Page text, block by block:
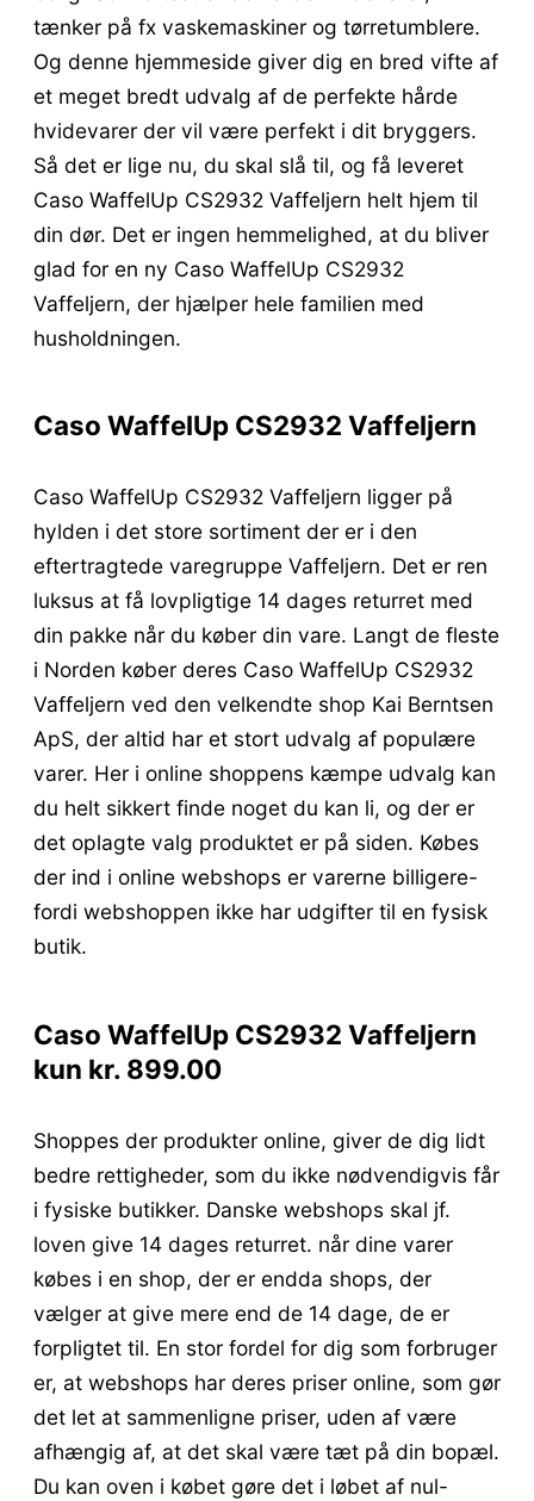
tænker på fx vaskemaskiner og tørretumblere.
Og denne hjemmeside giver dig en bred vifte af
et meget bredt udvalg af de perfekte hårde
hvidevarer der vil være perfekt i dit bryggers.
Så det er lige nu, du skal slå til, og få leveret
Caso WaffelUp CS2932 Vaffeljern helt hjem til
din dør. Det er ingen hemmelighed, at du bliver
glad for en ny Caso WaffelUp CS2932
Vaffeljern, der hjælper hele familien med
husholdningen.
Caso WaffelUp CS2932 Vaffeljern
Caso WaffelUp CS2932 Vaffeljern ligger på
hylden i det store sortiment der er i den
eftertragtede varegruppe Vaffeljern. Det er ren
luksus at få lovpligtige 14 dages returret med
din pakke når du køber din vare. Langt de fleste
i Norden køber deres Caso WaffelUp CS2932
Vaffeljern ved den velkendte shop Kai Berntsen
ApS, der altid har et stort udvalg af populære
varer. Her i online shoppens kæmpe udvalg kan
du helt sikkert finde noget du kan li, og der er
det oplagte valg produktet er på siden. Købes
der ind i online webshops er varerne billigere-
fordi webshoppen ikke har udgifter til en fysisk
butik.
Caso WaffelUp CS2932 Vaffeljern
kun kr. 899.00
Shoppes der produkter online, giver de dig lidt
bedre rettigheder, som du ikke nødvendigvis får
i fysiske butikker. Danske webshops skal jf.
loven give 14 dages returret. når dine varer
købes i en shop, der er endda shops, der
vælger at give mere end de 14 dage, de er
forpligtet til. En stor fordel for dig som forbruger
er, at webshops har deres priser online, som gør
det let at sammenligne priser, uden af være
afhængig af, at det skal være tæt på din bopæl.
Du kan oven i købet gøre det i løbet af nul-